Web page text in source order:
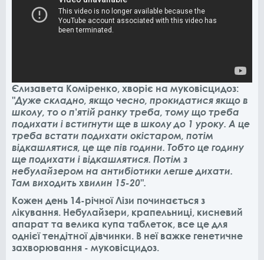
Єлизавета Коміренко, хворіє на муковісцидоз:
"Дуже складно, якщо чесно, прокидатися якщо в
школу, то о п'ятій ранку треба, тому що треба
подихати і встигнути ще в школу до 1 уроку. А це
треба встати подихати окістаром, потім
відкашлятися, це ще пів години. Тобто це годину
ще подихати і відкашлятися. Потім з
небулайзером на антибіотики легше дихати.
Там виходить хвилин 15-20".
Кожен день 14-річної Лізи починається з
лікування. Небулайзери, крапельниці, кисневий
апарат та велика купа таблеток, все це для
однієї тендітної дівчинки. В неї важке генетичне
захворювання - муковісцидоз.